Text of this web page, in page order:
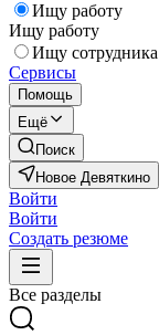
Ищу работу
Ищу работу
Ищу сотрудника
Сервисы
Помощь
Ещё
Поиск
Новое Девяткино
Войти
Войти
Создать резюме
Все разделы